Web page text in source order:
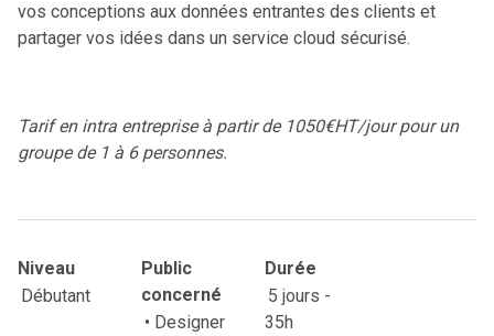
vos conceptions aux données entrantes des clients et
partager vos idées dans un service cloud sécurisé.
Tarif en intra entreprise à partir de 1050€HT/jour pour un
groupe de 1 à 6 personnes.
Niveau
Débutant
Public
concerné
• Designer
Durée
5 jours -
35h